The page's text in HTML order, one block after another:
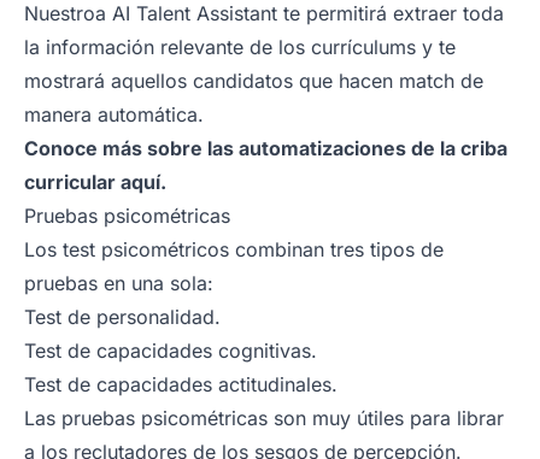
Nuestroa AI Talent Assistant te permitirá extraer toda
la información relevante de los currículums y te
mostrará aquellos candidatos que hacen match de
manera automática.
Conoce más sobre las automatizaciones de la criba
curricular aquí.
Pruebas psicométricas
Los test psicométricos combinan tres tipos de
pruebas en una sola:
Test de personalidad.
Test de capacidades cognitivas.
Test de capacidades actitudinales.
Las pruebas psicométricas son muy útiles para librar
a los reclutadores de los sesgos de percepción.